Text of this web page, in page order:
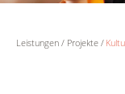
Leistungen Projekte